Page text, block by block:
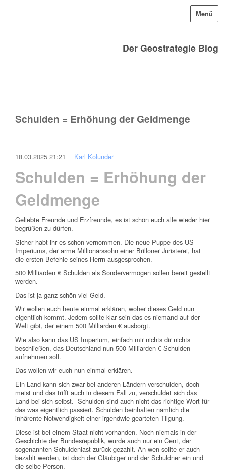
Der Geostrategie Blog
Menü
Schulden = Erhöhung der Geldmenge
18.03.2025 21:21 Karl Kolunder
Schulden = Erhöhung der
Geldmenge
Geliebte Freunde und Erzfreunde, es ist schön euch alle wieder hier
begrüßen zu dürfen.
Sicher habt ihr es schon vernommen. Die neue Puppe des US
Imperiums, der arme Millionärssohn einer Brilloner Juristerei, hat
die ersten Befehle seines Herrn ausgesprochen.
500 Milliarden € Schulden als Sondervermögen sollen bereit gestellt
werden.
Das ist ja ganz schön viel Geld.
Wir wollen euch heute einmal erklären, woher dieses Geld nun
eigentlich kommt. Jedem sollte klar sein das es niemand auf der
Welt gibt, der einem 500 Milliarden € ausborgt.
Wie also kann das US Imperium, einfach mir nichts dir nichts
beschließen, das Deutschland nun 500 Milliarden € Schulden
aufnehmen soll.
Das wollen wir euch nun einmal erklären.
Ein Land kann sich zwar bei anderen Ländern verschulden, doch
meist und das trifft auch in diesem Fall zu, verschuldet sich das
Land bei sich selbst. Schulden sind auch nicht das richtige Wort für
das was eigentlich passiert. Schulden beinhalten nämlich die
inhärente Notwendigkeit einer irgendwie gearteten Tilgung.
Diese ist bei einem Staat nicht vorhanden. Noch niemals in der
Geschichte der Bundesrepublik, wurde auch nur ein Cent, der
sogenannten Schuldenlast zurück gezahlt. An wen sollte er auch
bezahlt werden, ist doch der Gläubiger und der Schuldner ein und
die selbe Person.